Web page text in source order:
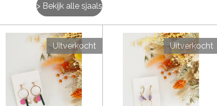
> Bekijk alle sjaals
Uitverkocht Uitverkocht